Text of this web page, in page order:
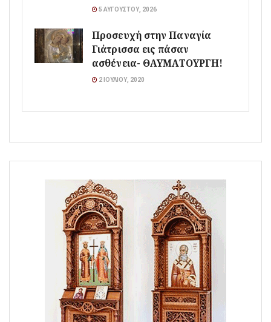
5 ΑΥΓΟΎΣΤΟΥ, 2026
Προσευχή στην Παναγία
Γιάτρισσα εις πάσαν
ασθένεια- ΘΑΥΜΑΤΟΥΡΓΗ!
2 ΙΟΥΛΊΟΥ, 2020